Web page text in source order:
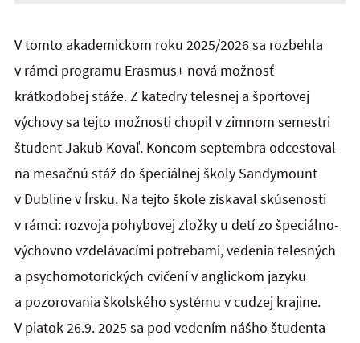
V tomto akademickom roku 2025/2026 sa rozbehla
v rámci programu Erasmus+ nová možnosť
krátkodobej stáže. Z katedry telesnej a športovej
výchovy sa tejto možnosti chopil v zimnom semestri
študent Jakub Kovaľ. Koncom septembra odcestoval
na mesačnú stáž do špeciálnej školy Sandymount
v Dubline v Írsku. Na tejto škole získaval skúsenosti
v rámci: rozvoja pohybovej zložky u detí zo špeciálno-
výchovno vzdelávacími potrebami, vedenia telesných
a psychomotorických cvičení v anglickom jazyku
a pozorovania školského systému v cudzej krajine.
V piatok 26.9. 2025 sa pod vedením nášho študenta